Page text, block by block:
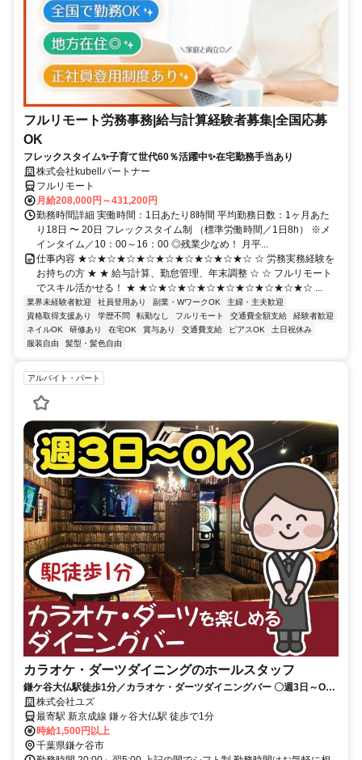
フルリモート労務事務|給与計算経験者募集|全国応募
OK
フレックスタイム✨子育て世代60％活躍中✨在宅勤務手当あり
株式会社kubellパートナー
フルリモート
月給208,000円～431,200円
勤務時間詳細 実働時間：1日あたり8時間 平均勤務日数：1ヶ月あた
り18日 〜 20日 フレックスタイム制 （標準労働時間／1日8h） ※メ
インタイム／10：00～16：00 ◎残業少なめ！ 月平...
仕事内容 ★☆★☆★☆★☆★☆★☆★☆★☆★☆ ☆ 労務実務経験を
お持ちの方 ★ ★ 給与計算、勤怠管理、年末調整 ☆ ☆ フルリモート
でスキル活かせる！ ★ ★☆★☆★☆★☆★☆★☆★☆★☆★☆ ...
業界未経験者歓迎 社員登用あり 副業・WワークOK
主婦・主夫歓迎
資格取得支援あり
学歴不問 転勤なし フルリモート 交通費全額支給
経験者歓迎
ネイルOK
研修あり 在宅OK 賞与あり 交通費支給 ピアスOK
土日祝休み
服装自由
髪型・髪色自由
アルバイト・パート
カラオケ・ダーツダイニングのホールスタッフ
鎌ケ谷大仏駅徒歩1分／カラオケ・ダーツダイニングバー 〇週3日～OK
／髪型・髪色・服装ネイル自由
株式会社ユズ
最寄駅 新京成線 鎌ヶ谷大仏駅 徒歩で1分
時給1,500円以上
千葉県鎌ケ谷市